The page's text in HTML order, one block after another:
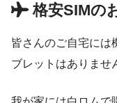
格安SIMの
皆さんのご自宅には
ブレットはありませ